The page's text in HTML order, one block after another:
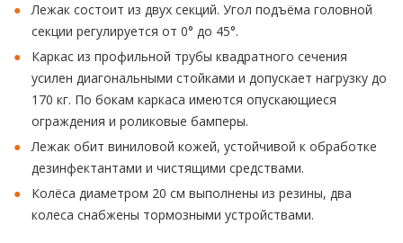
Лежак состоит из двух секций. Угол подъёма головной
секции регулируется от 0° до 45°.
Каркас из профильной трубы квадратного сечения
усилен диагональными стойками и допускает нагрузку до
170 кг. По бокам каркаса имеются опускающиеся
ограждения и роликовые бамперы.
Лежак обит виниловой кожей, устойчивой к обработке
дезинфектантами и чистящими средствами.
Колёса диаметром 20 см выполнены из резины, два
колеса снабжены тормозными устройствами.